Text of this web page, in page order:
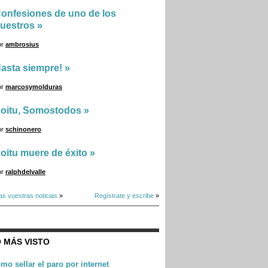
de uno de los
»
ambrosius
siempre! »
marcosymolduras
Somostodos »
schinonero
muere de éxito »
ralphdelvalle
vuestras noticias » Regístrate y escribe »
MÁS VISTO
sellar el paro por internet